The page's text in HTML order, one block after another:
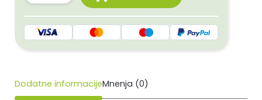
Dodatne informacijeMnenja (0)